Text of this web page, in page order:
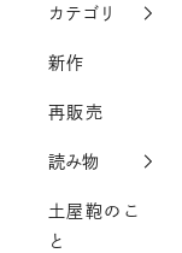
カテゴリ
新作
再販売
読み物
土屋鞄のこ
と